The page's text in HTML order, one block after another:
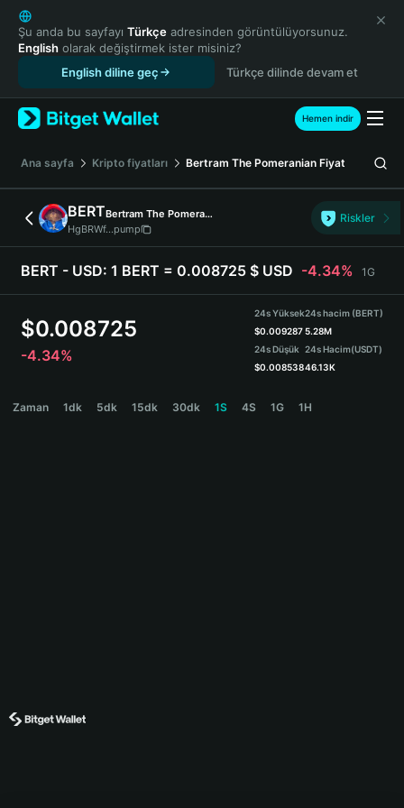
English
日本語
Tiếng Việt
Español (Latinoamérica)
Türkçe
Français
Deutsch
简体中文
繁體中文
Português (Portugal)
Bahasa Indonesia
ภาษาไทย
Español
Español (Argentina)
Şu anda bu sayfayı Türkçe adresinden görüntülüyorsunuz.
English olarak değiştirmek ister misiniz?
English diline geç
Türkçe dilinde devam et
Hemen indir
Ana sayfa Kripto fiyatları Bertram The Pomeranian Fiyat
BERT
Bertram The Pomeranian
HgBRWf...pump
Riskler
BERT - USD: 1 BERT = 0.008725 $ USD -4.34% 1G
$0.008725
-4.34%
24s Yüksek
$0.009287
24s Düşük
$0.008538
24s hacim (BERT)
5.28M
24s Hacim(USDT)
46.13K
Zaman 1dk 5dk 15dk 30dk 1S 4S 1G 1H